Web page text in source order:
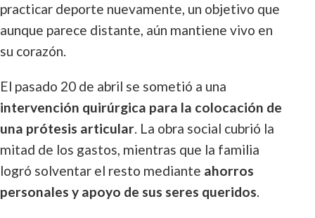
practicar deporte nuevamente, un objetivo que
aunque parece distante, aún mantiene vivo en
su corazón.
El pasado 20 de abril se sometió a una
intervención quirúrgica para la colocación de
una prótesis articular. La obra social cubrió la
mitad de los gastos, mientras que la familia
logró solventar el resto mediante ahorros
personales y apoyo de sus seres queridos.